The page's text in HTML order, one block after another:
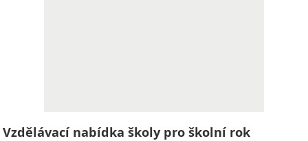
Vzdělávací nabídka školy pro školní rok